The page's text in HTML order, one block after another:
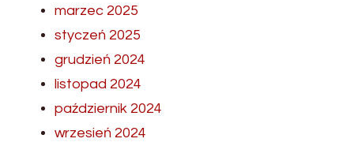
marzec 2025
styczeń 2025
grudzień 2024
listopad 2024
październik 2024
wrzesień 2024